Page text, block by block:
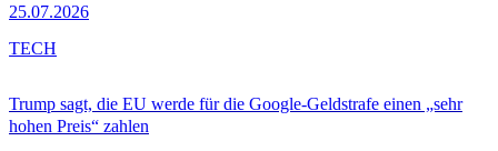
25.07.2026
Trump sagt, die EU werde für die Google-Geldstrafe einen „sehr
hohen Preis“ zahlen
TECH